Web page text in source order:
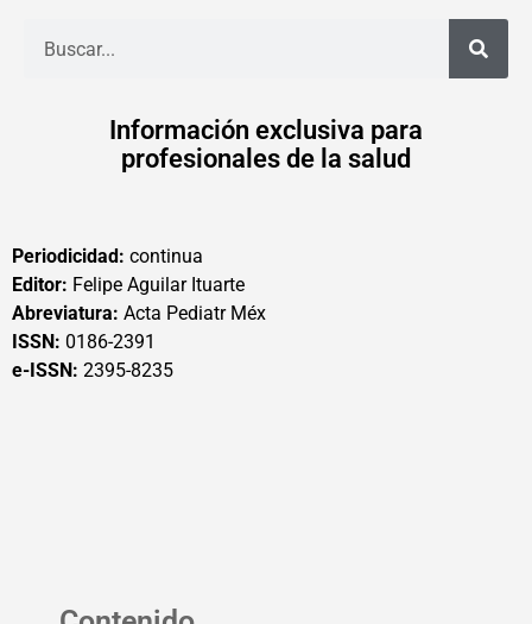
Información exclusiva para
profesionales de la salud
Periodicidad: continua
Editor: Felipe Aguilar Ituarte
Abreviatura: Acta Pediatr Méx
ISSN: 0186-2391
e-ISSN: 2395-8235